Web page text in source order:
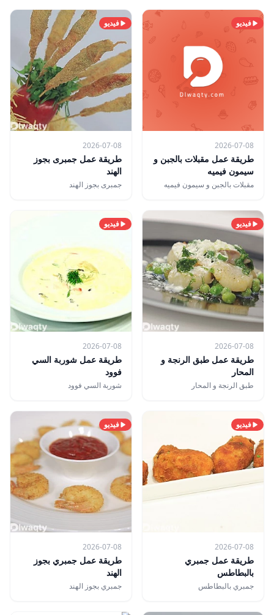
فيديو
2026-07-08
طريقة عمل مقبلات بالجبن و
سيمون فيميه
مقبلات بالجبن و سيمون فيميه
فيديو
2026-07-08
طريقة عمل جمبرى بجوز
الهند
جمبرى بجوز الهند
فيديو
2026-07-08
طريقة عمل طبق الرنجة و
المحار
طبق الرنجة و المحار
فيديو
2026-07-08
طريقة عمل شوربة السي
فوود
شوربة السي فوود
فيديو
2026-07-08
طريقة عمل جمبري
بالبطاطس
جمبري بالبطاطس
فيديو
2026-07-08
طريقة عمل جمبري بجوز
الهند
جمبري بجوز الهند